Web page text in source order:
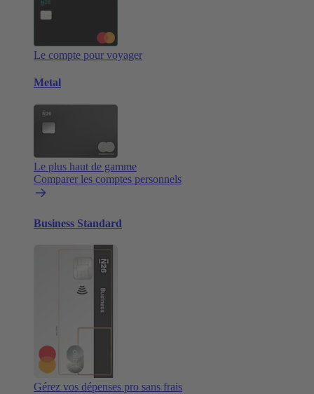
Le compte pour voyager
Metal
Le plus haut de gamme
Comparer les comptes personnels
Business Standard
Gérez vos dépenses pro sans frais